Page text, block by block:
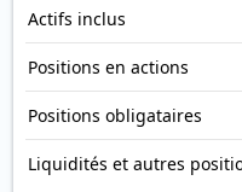
Actifs inclus
Positions en actions
Positions obligataires
Liquidités et autres